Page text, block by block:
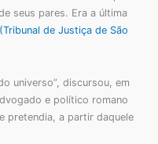
seus pares. Era a última
de Justiça de São
universo”, discursou, em
e político romano
pretendia, a partir daquele